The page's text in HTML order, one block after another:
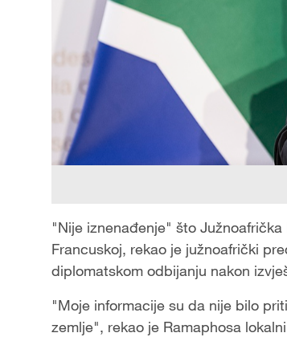
"Nije iznenađenje" što
Francuskoj, rekao je južnoafrički
diplomatskom odbijanju nakon
"Moje informacije su da nije bilo
zemlje", rekao je Ramaphosa